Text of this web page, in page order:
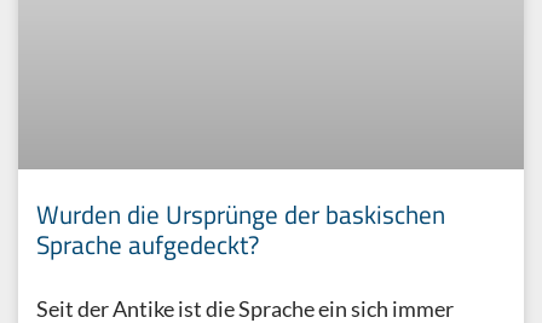
Wurden die Ursprünge der baskischen
Sprache aufgedeckt?
Seit der Antike ist die Sprache ein sich immer